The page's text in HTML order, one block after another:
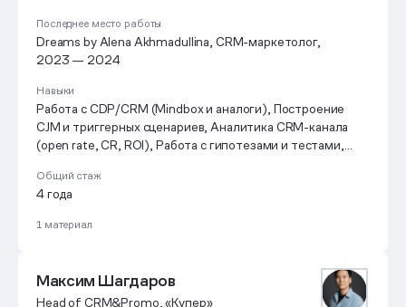
Последнее место работы
Dreams by Alena Akhmadullina, CRM-маркетолог,
2023 — 2024
Общий стаж
4 года
Навыки
Работа с CDP/CRM (Mindbox и аналоги), Построение
CJM и триггерных сценариев, Аналитика CRM-канала
(open rate, CR, ROI), Работа с гипотезами и тестами,
маркетинг, аналитика)
1 материал
Максим Шагдаров
Head of CRM&Promo, «Купер»